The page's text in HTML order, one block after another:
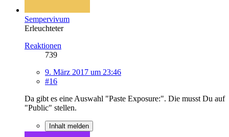
Sempervivum
Erleuchteter
Reaktionen
739
9. März 2017 um 23:46
#16
Da gibt es eine Auswahl "Paste Exposure:". Die musst Du auf
"Public" stellen.
Inhalt melden